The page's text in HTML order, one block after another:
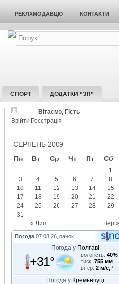
РЕКЛАМОДАВЦЮ КОНТАКТИ
СПОРТ ДОДАТКИ “ЗП”
Вітаємо, Гість
Ввійти Реєстрація
СЕРПЕНЬ 2009
Пн
Вт Ср Чт Пт Сб
« Лип Вер »
1
3
4 5 6 7 8
10
11 12 13 14 15
17
18 19 20 21 22
24
25 26 27 28 29
31
Погода 07.08.26, ранок
Погода у Полтаві
+31° вологість: 40%
тиск: 755 мм
вітер: 2 м/с,
Погода у Кременчуці